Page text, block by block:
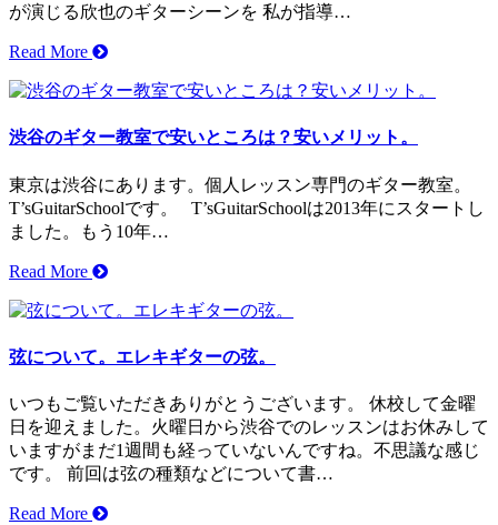
が演じる欣也のギターシーンを 私が指導…
Read More
渋谷のギター教室で安いところは？安いメリット。
東京は渋谷にあります。個人レッスン専門のギター教室。
T’sGuitarSchoolです。 T’sGuitarSchoolは2013年にスタートし
ました。もう10年…
Read More
弦について。エレキギターの弦。
いつもご覧いただきありがとうございます。 休校して金曜
日を迎えました。火曜日から渋谷でのレッスンはお休みして
いますがまだ1週間も経っていないんですね。不思議な感じ
です。 前回は弦の種類などについて書…
Read More